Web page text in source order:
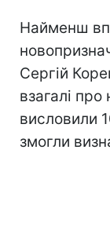
Найменш
Сергій
взагалі
висловили
змогли